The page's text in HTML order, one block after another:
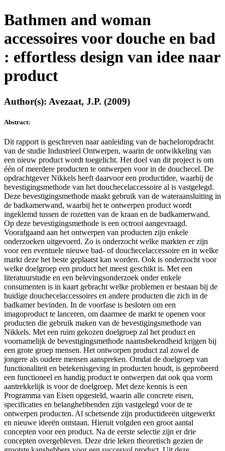
Bathmen and woman
accessoires voor douche en bad
: effortless design van idee naar
product
Author(s): Avezaat, J.P. (2009)
Abstract:
Dit rapport is geschreven naar aanleiding van de bacheloropdracht
van de studie Industrieel Ontwerpen, waarin de ontwikkeling van
een nieuw product wordt toegelicht. Het doel van dit project is om
één of meerdere producten te ontwerpen voor in de douchecel. De
opdrachtgever Nikkels heeft daarvoor een productidee, waarbij de
bevestigingsmethode van het douchecelaccessoire al is vastgelegd.
Deze bevestigingsmethode maakt gebruik van de wateraansluiting in
de badkamerwand, waarbij het te ontwerpen product wordt
ingeklemd tussen de rozetten van de kraan en de badkamerwand.
Op deze bevestigingsmethode is een octrooi aangevraagd.
Voorafgaand aan het ontwerpen van producten zijn enkele
onderzoeken uitgevoerd. Zo is onderzocht welke markten er zijn
voor een eventuele nieuwe bad- of douchecelaccessoire en in welke
markt deze het beste geplaatst kan worden. Ook is onderzocht voor
welke doelgroep een product het meest geschikt is. Met een
literatuurstudie en een belevingsonderzoek onder enkele
consumenten is in kaart gebracht welke problemen er bestaan bij de
huidige douchecelaccessoires en andere producten die zich in de
badkamer bevinden. In de voorfase is besloten om een
imagoproduct te lanceren, om daarmee de markt te openen voor
producten die gebruik maken van de bevestigingsmethode van
Nikkels. Met een ruim gekozen doelgroep zal het product en
voornamelijk de bevestigingsmethode naamsbekendheid krijgen bij
een grote groep mensen. Het ontworpen product zal zowel de
jongere als oudere mensen aanspreken. Omdat de doelgroep van
functionaliteit en betekenisgeving in producten houdt, is geprobeerd
een functioneel en handig product te ontwerpen dat ook qua vorm
aantrekkelijk is voor de doelgroep. Met deze kennis is een
Programma van Eisen opgesteld, waarin alle concrete eisen,
specificaties en belanghebbenden zijn vastgelegd voor de te
ontwerpen producten. Al schetsende zijn productideeën uitgewerkt
en nieuwe ideeën ontstaan. Hieruit volgden een groot aantal
concepten voor een product. Na de eerste selectie zijn er drie
concepten overgebleven. Deze drie leken theoretisch gezien de